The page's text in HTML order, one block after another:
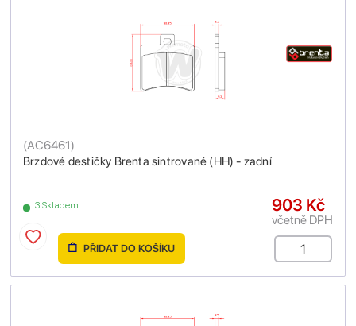
Brzdové destičky Brenta sintrované (HH) - zadní
(AC6461)
3 Skladem 903 Kč
včetně DPH
PŘIDAT DO KOŠÍKU